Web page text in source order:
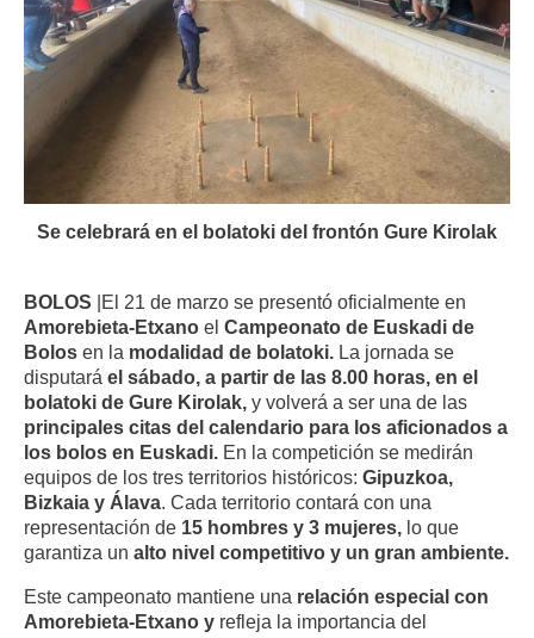
Se celebrará en el bolatoki del frontón Gure Kirolak
BOLOS |El 21 de marzo se presentó oficialmente en
Amorebieta-Etxano el Campeonato de Euskadi de
Bolos en la modalidad de bolatoki. La jornada se
disputará el sábado, a partir de las 8.00 horas, en el
bolatoki de Gure Kirolak, y volverá a ser una de las
principales citas del calendario para los aficionados a
los bolos en Euskadi. En la competición se medirán
equipos de los tres territorios históricos: Gipuzkoa,
Bizkaia y Álava. Cada territorio contará con una
representación de 15 hombres y 3 mujeres, lo que
garantiza un alto nivel competitivo y un gran ambiente.
Este campeonato mantiene una relación especial con
Amorebieta-Etxano y refleja la importancia del